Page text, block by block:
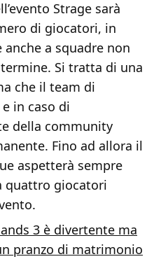
Strage sarà
di giocatori, in
a squadre non
Si tratta di una
che il team di
in caso di
della community
Fino ad allora il
aspetterà sempre
quattro giocatori
3 è divertente ma
pranzo di matrimonio